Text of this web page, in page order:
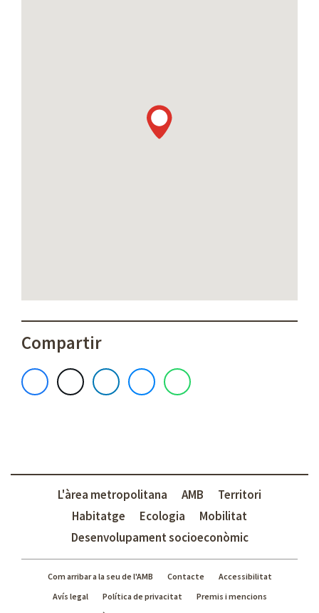
Compartir
L'àrea metropolitana AMB
Territori
Habitatge
Ecologia
Mobilitat
Desenvolupament socioeconòmic
Com arribar a la seu de l'AMB Contacte
Accessibilitat
Avís legal
Política de privacitat
Premis i mencions